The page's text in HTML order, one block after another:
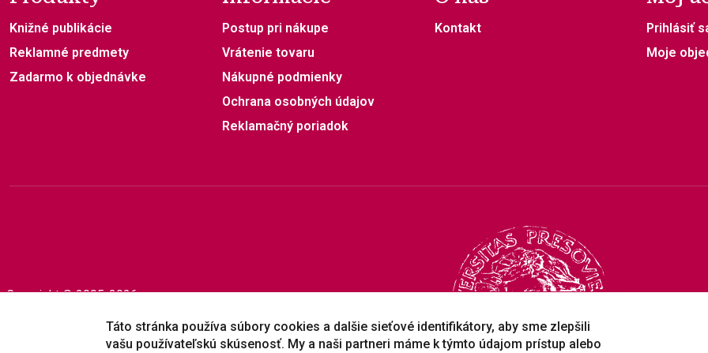
Knižné publikácie
Reklamné predmety
Zadarmo k objednávke
Postup pri nákupe
Vrátenie tovaru
Nákupné podmienky
Ochrana osobných údajov
Reklamačný poriadok
Kontakt
Prihlásiť
Moje
Copyright © 2005-2026
Táto stránka používa súbory cookies a dalšie sieťové identifikátory, aby sme zlepšili
vašu používateľskú skúsenosť. My a naši partneri máme k týmto údajom prístup alebo